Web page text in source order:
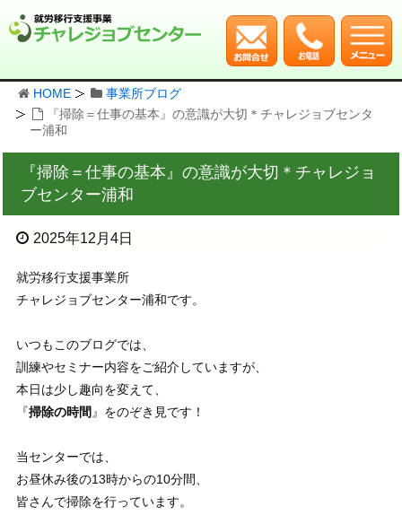
HOME
事業所ブログ
『掃除＝仕事の基本』の意識が大切＊チャレジョブセンタ
ー浦和
『掃除＝仕事の基本』の意識が大切＊チャレジョ
ブセンター浦和
2025年12月4日
就労移行支援事業所
チャレジョブセンター浦和です。
いつもこのブログでは、
訓練やセミナー内容をご紹介していますが、
本日は少し趣向を変えて、
『掃除の時間 』をのぞき見です！
当センターでは、
お昼休み後の13時からの10分間、
皆さんで掃除を行っています。